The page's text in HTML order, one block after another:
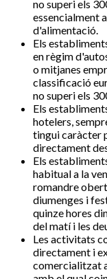
no superi els
essencialment
d'alimentació.
Els
en règim
o mitjanes
classificació
no superi els
Els
hotelers,
tingui caràcter
directament
Els
habitual a la
romandre
diumenges i
quinze hores
del matí i les
Les activitats
directament i
comercialitzat